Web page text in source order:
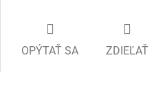
OPÝTAŤ SA ZDIEĽAŤ